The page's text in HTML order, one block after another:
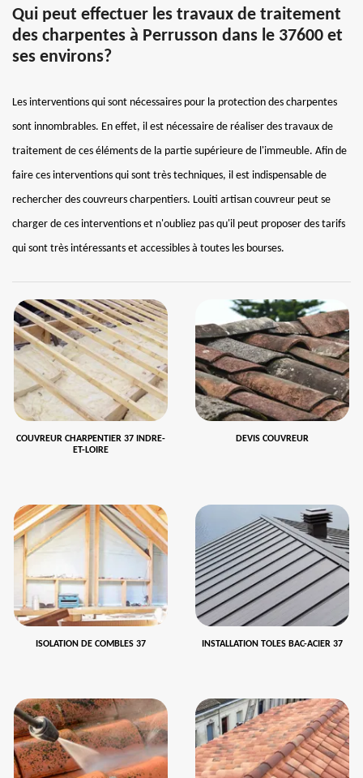
Qui peut effectuer les travaux de traitement
des charpentes à Perrusson dans le 37600 et
ses environs?
Les interventions qui sont nécessaires pour la protection des charpentes
sont innombrables. En effet, il est nécessaire de réaliser des travaux de
traitement de ces éléments de la partie supérieure de l'immeuble. Afin de
faire ces interventions qui sont très techniques, il est indispensable de
rechercher des couvreurs charpentiers. Louiti artisan couvreur peut se
charger de ces interventions et n'oubliez pas qu'il peut proposer des tarifs
qui sont très intéressants et accessibles à toutes les bourses.
COUVREUR CHARPENTIER 37 INDRE-
ET-LOIRE
DEVIS COUVREUR
ISOLATION DE COMBLES 37 INSTALLATION TOLES BAC-ACIER 37